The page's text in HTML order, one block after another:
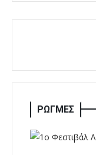
ΡΩΓΜΕΣ